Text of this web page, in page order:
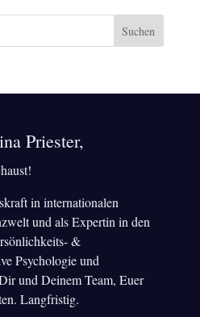
Priester,
in internationalen
und als Expertin in den
&
Psychologie und
und Deinem Team, Euer
Langfristig.